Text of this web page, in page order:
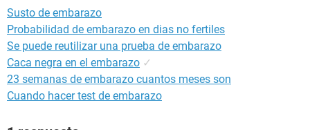
Susto de embarazo
Probabilidad de embarazo en dias no fertiles
Se puede reutilizar una prueba de embarazo
Caca negra en el embarazo ✓
23 semanas de embarazo cuantos meses son
Cuando hacer test de embarazo